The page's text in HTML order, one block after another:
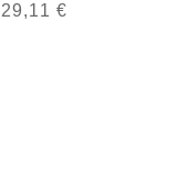
29,11€